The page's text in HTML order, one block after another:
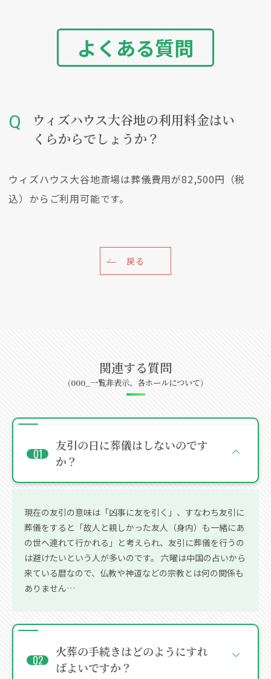
よくある質問
ウィズハウス大谷地の利用料金はい
くらからでしょうか？
ウィズハウス大谷地斎場は葬儀費用が82,500円（税
込）からご利用可能です。
戻る
関連する質問
(000_一覧非表示、各ホールについて)
友引の日に葬儀はしないのです
か？
現在の友引の意味は「凶事に友を引く」、すなわち友引に
葬儀をすると「故人と親しかった友人（身内）も一緒にあ
の世へ連れて行かれる」と考えられ、友引に葬儀を行うの
は避けたいという人が多いのです。 六曜は中国の占いから
来ている暦なので、仏教や神道などの宗教とは何の関係も
ありません…
火葬の手続きはどのようにすれ
ばよいですか？